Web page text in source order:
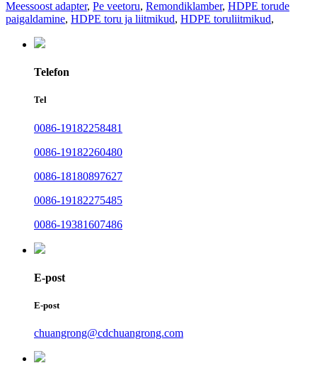
Meessoost adapter, Pe veetoru, Remondiklamber, HDPE torude
paigaldamine, HDPE toru ja liitmikud, HDPE toruliitmikud,
Telefon
Tel
0086-19182258481
0086-19182260480
0086-18180897627
0086-19182275485
0086-19381607486
E-post
E-post
chuangrong@cdchuangrong.com